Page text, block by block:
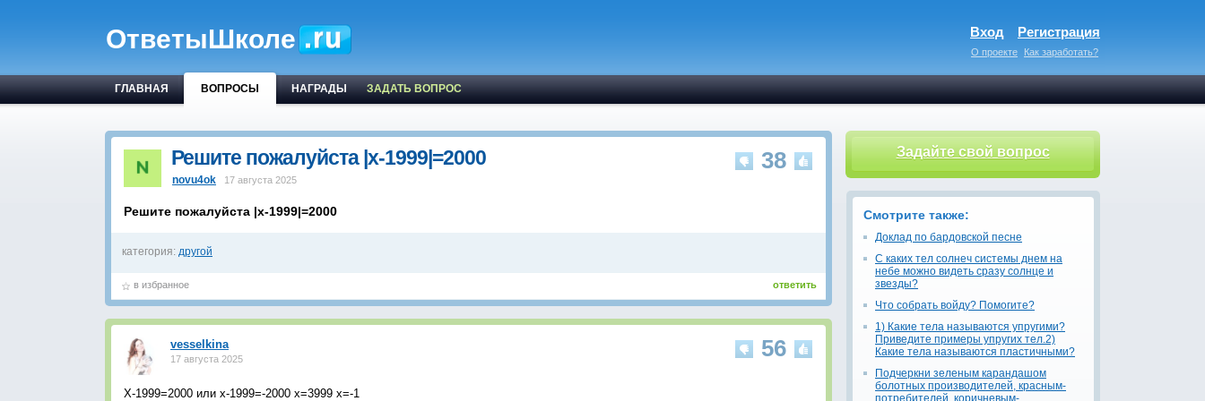
ОтветыШколе Вход Регистрация
О проекте Как заработать?
ГЛАВНАЯ ВОПРОСЫ НАГРАДЫ ЗАДАТЬ ВОПРОС
38
Решите пожалуйста |x-1999|=2000
novu4ok 17 августа 2025
Решите пожалуйста |x-1999|=2000
категория: другой
ответить
в избранное
56
vesselkina
17 августа 2025
Х-1999=2000 или х-1999=-2000 х=3999 х=-1
Задайте свой вопрос
Смотрите также:
Доклад по бардовской песне
С каких тел солнеч системы днем на
небе можно видеть сразу солнце и
звезды?
Что собрать войду? Помогите?
1) Какие тела называются упругими?
Приведите примеры упругих тел.2)
Какие тела называются пластичными?
Подчеркни зеленым карандашом
болотных производителей, красным-
потребителей, коричневым-